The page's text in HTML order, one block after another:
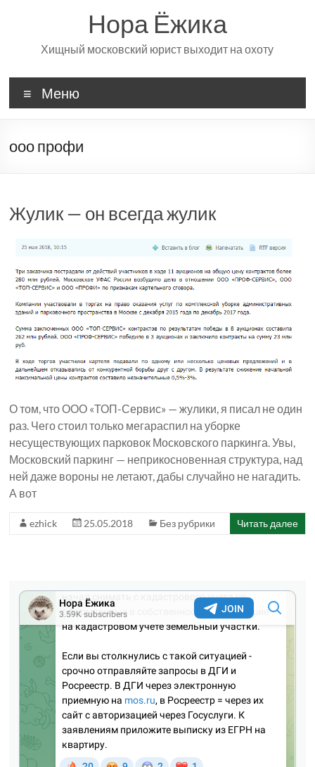
Нора Ёжика
Хищный московский юрист выходит на охоту
Меню
ооо профи
Жулик — он всегда жулик
О том, что ООО «ТОП-Сервис» — жулики, я писал не один
раз. Чего стоил только мегараспил на уборке
несуществующих парковок Московского паркинга. Увы,
Московский паркинг — неприкосновенная структура, над
ней даже вороны не летают, дабы случайно не нагадить.
А вот
ezhick 25.05.2018 Без рубрики Читать далее